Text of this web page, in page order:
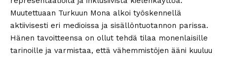
Muutettuaan Turkuun Mona alkoi työskennellä
aktiivisesti eri medioissa ja sisällöntuotannon parissa.
Hänen tavoitteensa on ollut tehdä tilaa monenlaisille
tarinoille ja varmistaa, että vähemmistöjen ääni kuuluu